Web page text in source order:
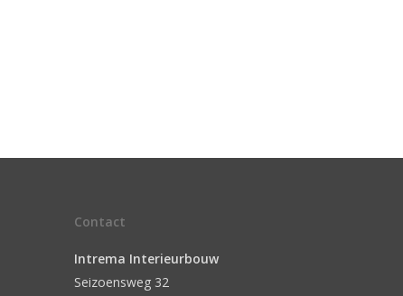
Contact
Intrema Interieurbouw
Seizoensweg 32